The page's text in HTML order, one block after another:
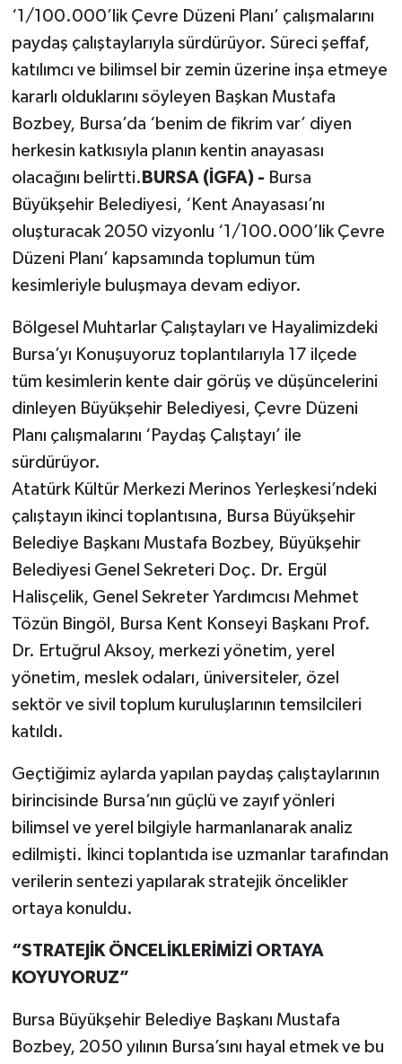
‘1/100.000’lik Çevre Düzeni Planı’ çalışmalarını
paydaş çalıştaylarıyla sürdürüyor. Süreci şeffaf,
katılımcı ve bilimsel bir zemin üzerine inşa etmeye
kararlı olduklarını söyleyen Başkan Mustafa
Bozbey, Bursa’da ‘benim de fikrim var’ diyen
herkesin katkısıyla planın kentin anayasası
olacağını belirtti. BURSA (İGFA) - Bursa
Büyükşehir Belediyesi, ‘Kent Anayasası’nı
oluşturacak 2050 vizyonlu ‘1/100.000’lik Çevre
Düzeni Planı’ kapsamında toplumun tüm
kesimleriyle buluşmaya devam ediyor.
Bölgesel Muhtarlar Çalıştayları ve Hayalimizdeki
Bursa’yı Konuşuyoruz toplantılarıyla 17 ilçede
tüm kesimlerin kente dair görüş ve düşüncelerini
dinleyen Büyükşehir Belediyesi, Çevre Düzeni
Planı çalışmalarını ‘Paydaş Çalıştayı’ ile
sürdürüyor.
Atatürk Kültür Merkezi Merinos Yerleşkesi’ndeki
çalıştayın ikinci toplantısına, Bursa Büyükşehir
Belediye Başkanı Mustafa Bozbey, Büyükşehir
Belediyesi Genel Sekreteri Doç. Dr. Ergül
Halisçelik, Genel Sekreter Yardımcısı Mehmet
Tözün Bingöl, Bursa Kent Konseyi Başkanı Prof.
Dr. Ertuğrul Aksoy, merkezi yönetim, yerel
yönetim, meslek odaları, üniversiteler, özel
sektör ve sivil toplum kuruluşlarının temsilcileri
katıldı.
Geçtiğimiz aylarda yapılan paydaş çalıştaylarının
birincisinde Bursa’nın güçlü ve zayıf yönleri
bilimsel ve yerel bilgiyle harmanlanarak analiz
edilmişti. İkinci toplantıda ise uzmanlar tarafından
verilerin sentezi yapılarak stratejik öncelikler
ortaya konuldu.
“STRATEJİK ÖNCELİKLERİMİZİ ORTAYA
KOYUYORUZ”
Bursa Büyükşehir Belediye Başkanı Mustafa
Bozbey, 2050 yılının Bursa’sını hayal etmek ve bu